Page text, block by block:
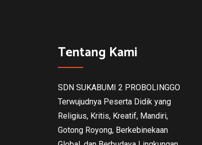
Tentang Kami
SDN SUKABUMI 2 PROBOLINGGO
Terwujudnya Peserta Didik yang
Religius, Kritis, Kreatif, Mandiri,
Gotong Royong, Berkebinekaan